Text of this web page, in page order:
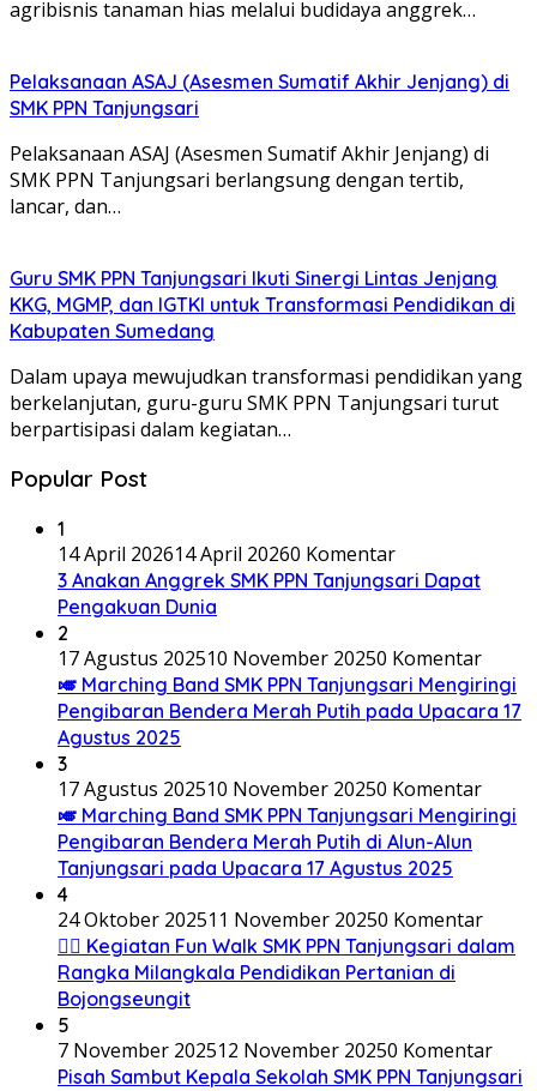
agribisnis tanaman hias melalui budidaya anggrek…
Pelaksanaan ASAJ (Asesmen Sumatif Akhir Jenjang) di
SMK PPN Tanjungsari
Pelaksanaan ASAJ (Asesmen Sumatif Akhir Jenjang) di
SMK PPN Tanjungsari berlangsung dengan tertib,
lancar, dan…
Guru SMK PPN Tanjungsari Ikuti Sinergi Lintas Jenjang
KKG, MGMP, dan IGTKI untuk Transformasi Pendidikan di
Kabupaten Sumedang
Dalam upaya mewujudkan transformasi pendidikan yang
berkelanjutan, guru-guru SMK PPN Tanjungsari turut
berpartisipasi dalam kegiatan…
Popular Post
1
14 April 202614 April 20260 Komentar
3 Anakan Anggrek SMK PPN Tanjungsari Dapat
Pengakuan Dunia
2
17 Agustus 202510 November 20250 Komentar
🎺 Marching Band SMK PPN Tanjungsari Mengiringi
Pengibaran Bendera Merah Putih pada Upacara 17
Agustus 2025
3
17 Agustus 202510 November 20250 Komentar
🎺 Marching Band SMK PPN Tanjungsari Mengiringi
Pengibaran Bendera Merah Putih di Alun-Alun
Tanjungsari pada Upacara 17 Agustus 2025
4
24 Oktober 202511 November 20250 Komentar
🚶‍♂️ Kegiatan Fun Walk SMK PPN Tanjungsari dalam
Rangka Milangkala Pendidikan Pertanian di
Bojongseungit
5
7 November 202512 November 20250 Komentar
Pisah Sambut Kepala Sekolah SMK PPN Tanjungsari